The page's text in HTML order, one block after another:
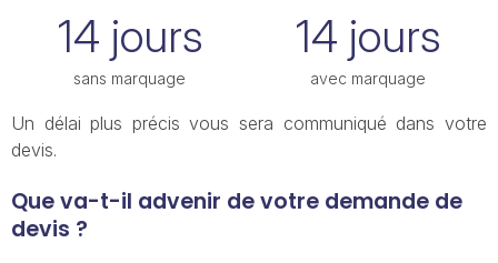
14 jours
sans marquage
14 jours
avec marquage
Un délai plus précis vous sera communiqué dans votre
devis.
Que va-t-il advenir de votre demande de
devis ?